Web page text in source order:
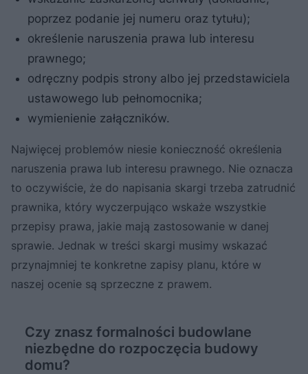
poprzez podanie jej numeru oraz tytułu);
określenie naruszenia prawa lub interesu
prawnego;
odręczny podpis strony albo jej przedstawiciela
ustawowego lub pełnomocnika;
wymienienie załączników.
Najwięcej problemów niesie konieczność określenia
naruszenia prawa lub interesu prawnego. Nie oznacza
to oczywiście, że do napisania skargi trzeba zatrudnić
prawnika, który wyczerpująco wskaże wszystkie
przepisy prawa, jakie mają zastosowanie w danej
sprawie. Jednak w treści skargi musimy wskazać
przynajmniej te konkretne zapisy planu, które w
naszej ocenie są sprzeczne z prawem.
Czy znasz formalności budowlane
niezbędne do rozpoczęcia budowy
domu?